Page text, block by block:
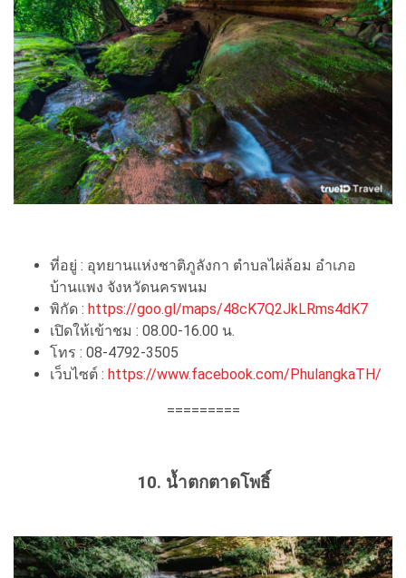
ที่อยู่ : อุทยานแห่งชาติภูลังกา ตำบลไผ่ล้อม อำเภอ
บ้านแพง จังหวัดนครพนม
พิกัด : https://goo.gl/maps/48cK7Q2JkLRms4dK7
เปิดให้เข้าชม : 08.00-16.00 น.
โทร : 08-4792-3505
เว็บไซต์ : https://www.facebook.com/PhulangkaTH/
=========
10. น้ำตกตาดโพธิ์